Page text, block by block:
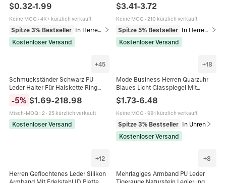
Schmuck Damen Herren
$0.32-1.99
Keine MOQ · 4K+ kürzlich verkauft
Spitze 3% Bestseller
In Herrenarmbänder
Kostenloser Versand
Herren Schmuck Accessoire
$3.41-3.72
Keine MOQ · 210 kürzlich verkauft
Spitze 5% Bestseller
Kostenloser Versand
+45
Schmuckständer Schwarz PU
Leder Halter Für Halskette Ring
Armband Ohrring Anhänger Theke
Schaukasten Organizer Luxus
-5% $1.69-218.98
Misch-MOQ : 2· 25 kürzlich verkauft
Kostenloser Versand
+18
Mode Business Herren Quarzuhr
Blaues Licht Glasspiegel Mit
Armband Und Geldbörse
Geschenkbox Legierung Gehäuse
Lederarmband Armbanduhr
$1.73-6.48
Keine MOQ · 981 kürzlich verkauft
Spitze 3% Bestseller In Uhren
Kostenloser Versand
+12
Herren Geflochtenes Leder Silikon
+8
Mehrlagiges Armband PU Leder